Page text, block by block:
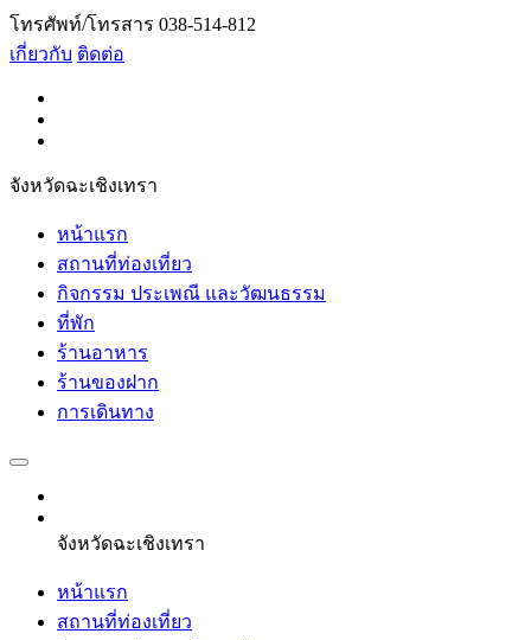
โทรศัพท์/โทรสาร 038-514-812
เกี่ยวกับ ติดต่อ
จังหวัดฉะเชิงเทรา
หน้าแรก
สถานที่ท่องเที่ยว
กิจกรรม ประเพณี และวัฒนธรรม
ที่พัก
ร้านอาหาร
ร้านของฝาก
การเดินทาง
จังหวัดฉะเชิงเทรา
หน้าแรก
สถานที่ท่องเที่ยว